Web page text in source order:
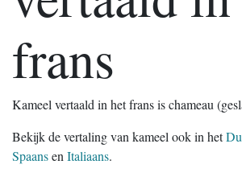
frans
Kameel vertaald in het frans is chameau
Bekijk de vertaling van kameel ook in het
Spaansen Italiaans.